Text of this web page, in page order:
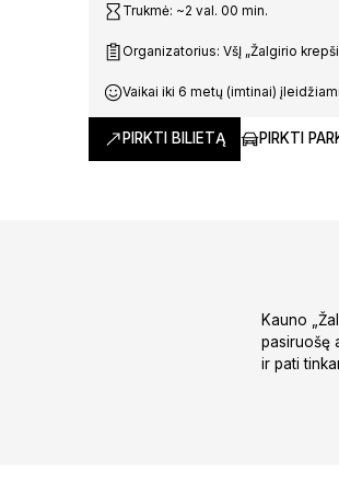
Trukmė: ~2 val. 00 min.
Organizatorius: VšĮ „Žalgirio
Vaikai iki 6 metų (imtinai)
PIRKTI BILIETĄ PIRKTI
Kauno
pasiruošę
ir pati